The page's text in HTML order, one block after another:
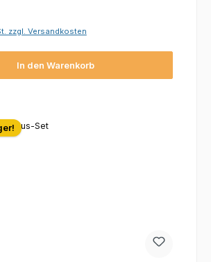
zzgl. Versandkosten
In den Warenkorb